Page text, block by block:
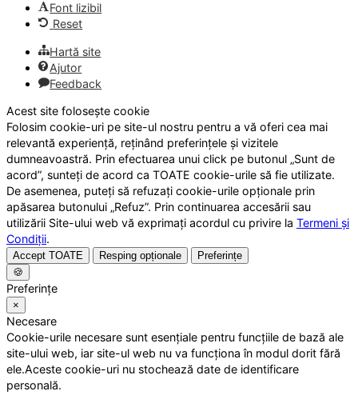
Font lizibil
Reset
Hartă site
Ajutor
Feedback
Acest site folosește cookie
Folosim cookie-uri pe site-ul nostru pentru a vă oferi cea mai
relevantă experiență, reținând preferințele și vizitele
dumneavoastră. Prin efectuarea unui click pe butonul „Sunt de
acord”, sunteți de acord ca TOATE cookie-urile să fie utilizate.
De asemenea, puteți să refuzați cookie-urile opționale prin
apăsarea butonului „Refuz”. Prin continuarea accesării sau
utilizării Site-ului web vă exprimați acordul cu privire la Termeni și
Condiții.
Accept TOATE Resping opționale
Preferințe
🍪
Preferințe
×
Necesare
Cookie-urile necesare sunt esențiale pentru funcțiile de bază ale
site-ului web, iar site-ul web nu va funcționa în modul dorit fără
ele.Aceste cookie-uri nu stochează date de identificare
personală.